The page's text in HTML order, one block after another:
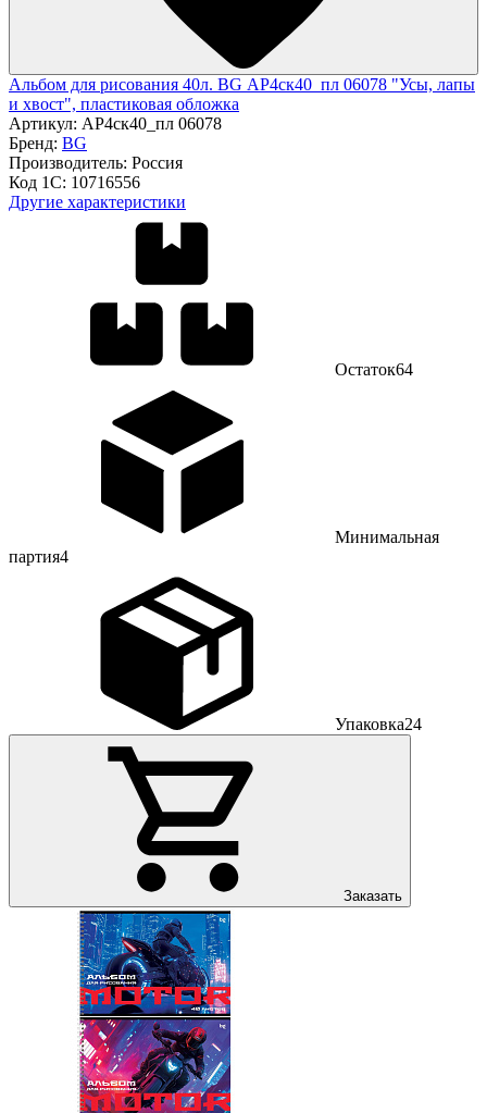
Альбом для рисования 40л. BG АР4ск40_пл 06078 "Усы, лапы
и хвост", пластиковая обложка
Артикул: АР4ск40_пл 06078
Бренд: BG
Производитель: Россия
Код 1С: 10716556
Другие характеристики
Остаток64
Минимальная
партия4
Упаковка24
Заказать